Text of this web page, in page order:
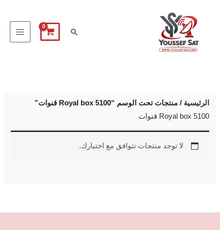
البحث
الرئيسية / منتجات تحت الوسم “Royal box 5100 قنوات”
Royal box 5100 قنوات
لا توجد منتجات تتوافق مع اختيارك.